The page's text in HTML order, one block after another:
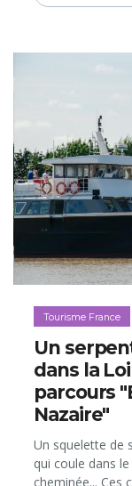
Tourisme France
Un
dans la
parcours
Nazaire"
Un squelette de
qui coule dans
cheminée... Ces